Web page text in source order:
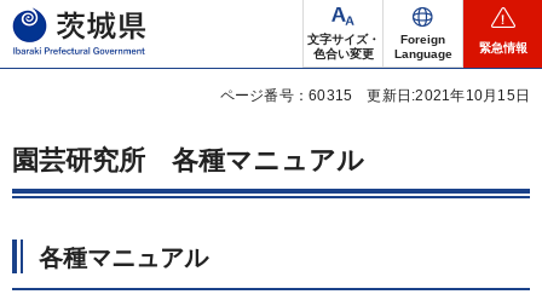
茨城県
文字サイズ・
色合い変更
Foreign
Language
緊急情報
ページ番号：60315 更新日:2021年10月15日
園芸研究所 各種マニュアル
各種マニュアル